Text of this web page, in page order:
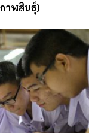
าฬสินธุ์)